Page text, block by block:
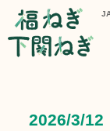
2026/3/